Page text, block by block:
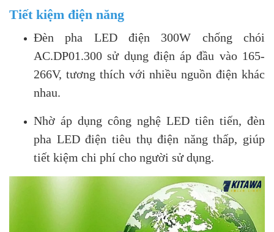
Tiết kiệm điện năng
Đèn pha LED điện 300W chống chói
AC.DP01.300 sử dụng điện áp đầu vào 165-
266V, tương thích với nhiều nguồn điện khác
nhau.
Nhờ áp dụng công nghệ LED tiên tiến, đèn
pha LED điện tiêu thụ điện năng thấp, giúp
tiết kiệm chi phí cho người sử dụng.